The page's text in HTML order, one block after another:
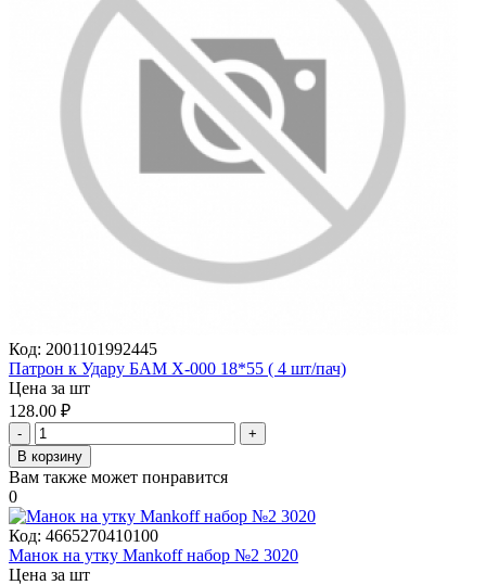
Код: 2001101992445
Патрон к Удару БАМ X-000 18*55 ( 4 шт/пач)
Цена за шт
128.00 ₽
-
+
В корзину
Вам также может понравится
0
Код: 4665270410100
Манок на утку Mankoff набор №2 3020
Цена за шт